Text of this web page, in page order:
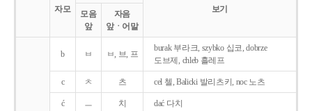
자모
보기
모음
앞
자음
앞ㆍ어말
b ㅂ ㅂ, 브, 프
burak 부라크, szybko 십코, dobrze
도브제, chleb 흘레프
c ㅊ 츠 cel 첼, Balicki 발리츠키, noc 노츠
ć ㅡ 치 dać 다치